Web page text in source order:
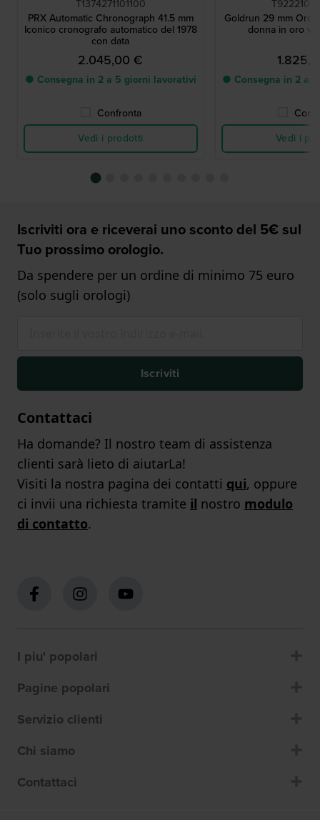
T1374271101100
PRX Automatic Chronograph 41.5 mm
Iconico cronografo automatico del 1978
con data
2.045,00 €
● Consegna in 2 a 5 giorni lavorativi
Confronta
Vedi i prodotti
Goldrun 29 mm
donna in oro
● Consegna in 2 a
Vedi i
Iscriviti ora e riceverai uno sconto del 5€ sul
Tuo prossimo orologio.
Da spendere per un ordine di minimo 75 euro
(solo sugli orologi)
Iscriviti
Contattaci
Ha domande? Il nostro team di assistenza
clienti sarà lieto di aiutarLa!
Visiti la nostra pagina dei contatti qui, oppure
ci invii una richiesta tramite il nostro modulo
di contatto.
I piu' popolari
Pagine popolari
Servizio clienti
Chi siamo
Contattaci